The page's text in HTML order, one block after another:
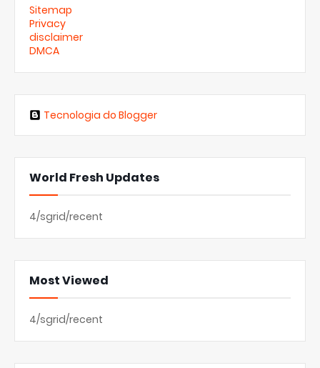
Sitemap
Privacy
disclaimer
DMCA
Tecnologia do Blogger
World Fresh Updates
4/sgrid/recent
Most Viewed
4/sgrid/recent